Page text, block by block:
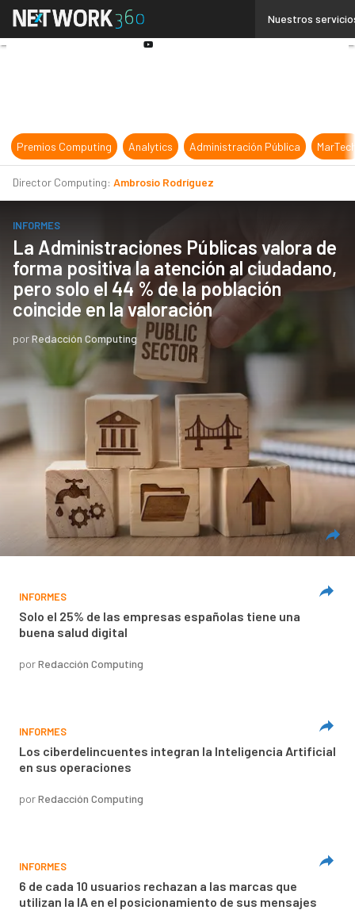
Nuestros
Premios Computing Analytics Administración Pública
Director Computing: Ambrosio Rodríguez
INFORMES
La Administraciones Públicas valora de
forma positiva la atención al ciudadano,
pero solo el 44 % de la población
coincide en la valoración
porRedacción Computing
INFORMES
Solo el 25% de las empresas españolas tiene una
buena salud digital
porRedacción Computing
INFORMES
Los ciberdelincuentes integran la Inteligencia Artificial
en sus operaciones
porRedacción Computing
INFORMES
6 de cada 10 usuarios rechazan a las marcas que
utilizan la IA en el posicionamiento de sus mensajes